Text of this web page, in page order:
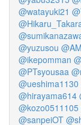
@watayuki21
@yuzusou
@ikepomman
@PTsyousaa
@ueshima1130
@hirayama614
@kozo0511105
@sanpeiOT